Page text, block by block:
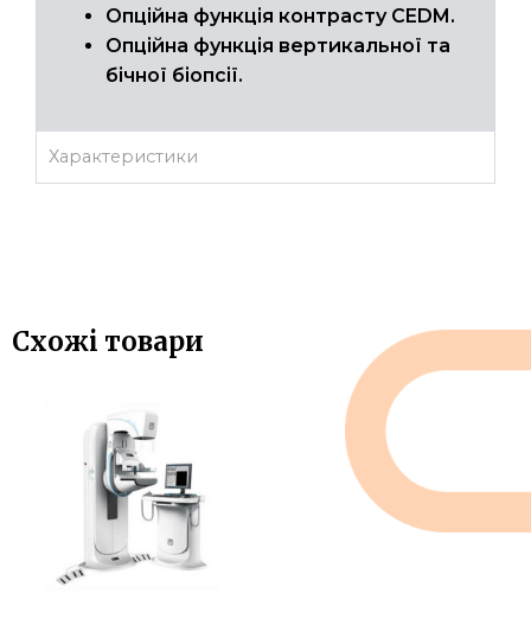
Опційна функція контрасту CEDM.
Опційна функція вертикальної та
бічної біопсії.
Характеристики
Схожі товари